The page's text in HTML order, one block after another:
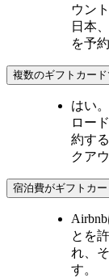
ウン
日本
を予
複数のギフトカー
はい
ロー
約す
クア
宿泊費がギフトカ
とを
れ、
す。